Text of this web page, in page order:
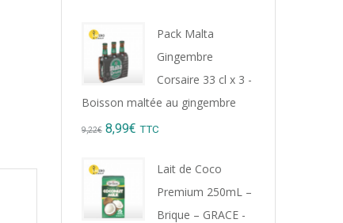
Pack Malta
Gingembre
Corsaire 33 cl x 3 -
Boisson maltée au gingembre
9,22€ Original
was:
9,22€.
8,99€ Current
TTC
Lait de Coco
Premium 250mL –
Brique – GRACE -